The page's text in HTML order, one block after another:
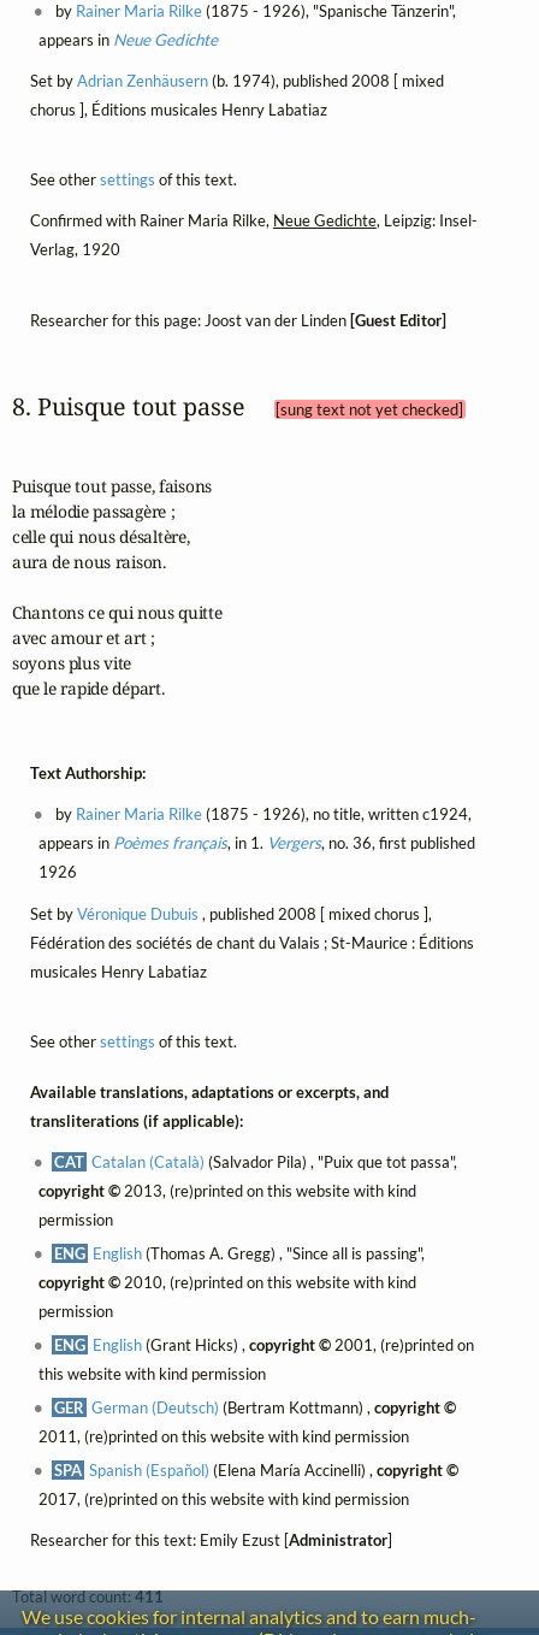
by Rainer Maria Rilke(1875 - 1926), "Spanische Tänzerin",
appears in Neue Gedichte
Set byAdrian Zenhäusern(b. 1974), published 2008 [ mixed
chorus ], Éditions musicales Henry Labatiaz
See othersettings of this text.
Confirmed with Rainer Maria Rilke, Neue Gedichte, Leipzig: Insel-
Verlag, 1920
Researcher for this page: Joost van der Linden[Guest Editor]
8. Puisque tout passe [sung text not yet checked]
Puisque tout passe, faisons
la mélodie passagère ;
celle qui nous désaltère,
aura de nous raison.
Chantons ce qui nous quitte
avec amour et art ;
soyons plus vite
que le rapide départ.
Text Authorship:
by Rainer Maria Rilke(1875 - 1926), no title, written c1924,
appears in Poèmes français, in 1. Vergers, no. 36, first published
1926
Set byVéronique Dubuis , published 2008 [ mixed chorus ],
Fédération des sociétés de chant du Valais ; St-Maurice : Éditions
musicales Henry Labatiaz
See othersettings of this text.
Available translations, adaptations or excerpts, and
transliterations (if applicable):
CAT Catalan (Català) (Salvador Pila) , "Puix que tot passa",
copyright ©2013, (re)printed on this website with kind
permission
ENG English(Thomas A. Gregg) , "Since all is passing",
copyright ©2010, (re)printed on this website with kind
permission
ENG English(Grant Hicks) ,copyright © 2001, (re)printed on
this website with kind permission
GER German (Deutsch) (Bertram Kottmann) ,copyright ©
2011, (re)printed on this website with kind permission
SPA Spanish (Español) (Elena María Accinelli) ,copyright ©
2017, (re)printed on this website with kind permission
Researcher for this text: Emily Ezust [Administrator]
Total word count:411
We use cookies for internal analytics and to earn much-